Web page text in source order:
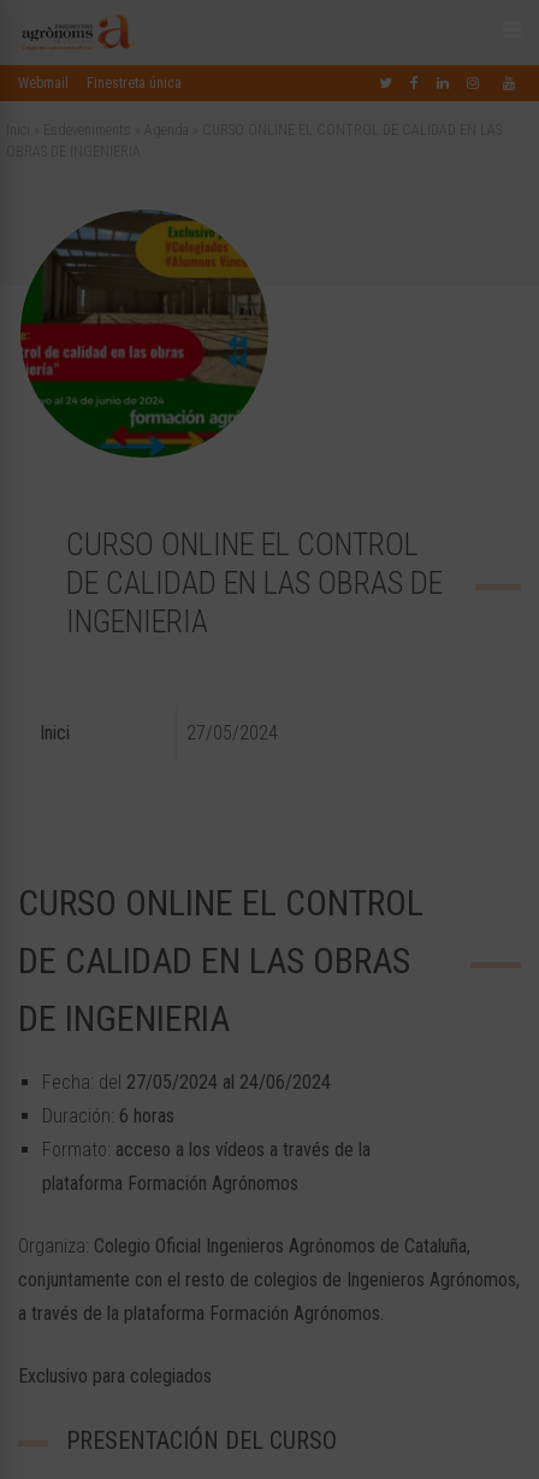
Webmail Finestreta única
CURSO ONLINE EL CONTROL
DE CALIDAD EN LAS OBRAS DE
INGENIERIA
Inici 27/05/2024
CURSO ONLINE EL CONTROL
DE CALIDAD EN LAS OBRAS
DE INGENIERIA
Fecha: del 27/05/2024 al 24/06/2024
Duración: 6 horas
Formato: acceso a los vídeos a través de la
plataforma Formación Agrónomos
Organiza: Colegio Oficial Ingenieros Agrónomos de Cataluña,
conjuntamente con el resto de colegios de Ingenieros Agrónomos,
a través de la plataforma Formación Agrónomos.
Exclusivo para colegiados
PRESENTACIÓN DEL CURSO